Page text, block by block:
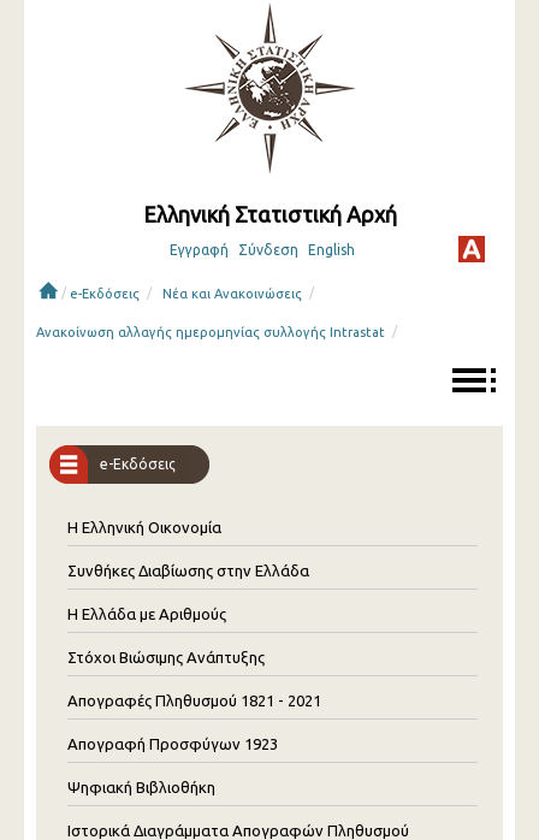
Ελληνική Στατιστική Αρχή
Εγγραφή Σύνδεση English
/ e-Εκδόσεις / Νέα και Ανακοινώσεις /
Ανακοίνωση αλλαγής ημερομηνίας συλλογής Intrastat /
e-Εκδόσεις
Η Ελληνική Οικονομία
Συνθήκες Διαβίωσης στην Ελλάδα
Η Ελλάδα με Αριθμούς
Στόχοι Βιώσιμης Ανάπτυξης
Απογραφές Πληθυσμού 1821 - 2021
Απογραφή Προσφύγων 1923
Ψηφιακή Βιβλιοθήκη
Ιστορικά Διαγράμματα Απογραφών Πληθυσμού